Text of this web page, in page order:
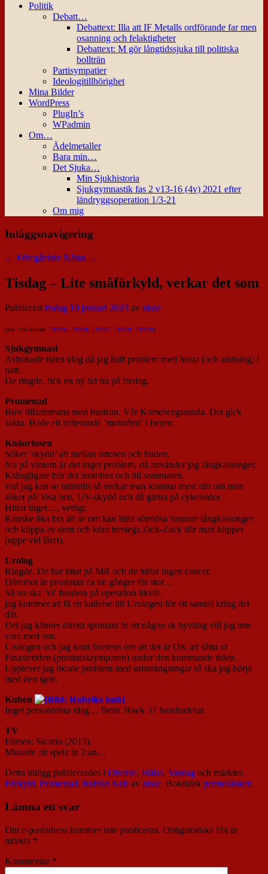
Politik
Debatt…
Debattext: Illa att IF Metalls ordförande far men
osanning och felaktigheter
Debattext: M gör långtidssjuka till politiska
bollträn
Partisympatier
Ideologitillhörighet
Mina Bilder
WordPress
PlugIn’s
WPadmin
Om…
Ädelmetaller
Bara min…
Det Sjuka…
Min Sjukhistoria
Sjukgymnastik fas 2 v13-16 (4v) 2021 efter
ländryggsoperation 1/3-21
Om mig
Inläggsnavigering
← Föregående Nästa →
Tisdag – Lite småförkyld, verkar det som
Publicerattisdag 10 januari 2023 av nisse
[not: Publicerade: 230105, 230106, 230107, 230108, 230109]
Sjukgymnast
Avbokade tiden idag då jag haft problem med hosta (och andning) i
natt.
De ringde, fick en ny tid nu på fredag.
Promenad
Blev tillsammans med hustrun. Vår Korsebergsrunda. Det gick
sakta. Hade ett irriterande ’motstånd’ i benen.
Knäortosen
Söker ’skydd’ att mellan ortosen och huden.
Nu på vintern är det inget problem, då använder jag långkalsonger.
Krångligare blir det inomhus och till sommaren.
vad jag kan se hitintills så verkar man komma mest rätt om man
söker på: lösa ben, UV-skydd och då gärna på cykelsidor.
Hittar inget…, vettigt.
Kanske lika bra att se om kan hitta sömlösa tunnare långkalsonger
och klippa av dem och köra trestegs Zick-Zack där man klipper
(uppe vid låret).
Urolog
Ringde. De har tittat på MR och de hittar ingen cancer.
Däremot är prostatan ca tre gånger för stor…
Så nu ska ’vi’ fundera på operation likväl.
jag kommer att få en kallelse till Urologen för ett samtal kring det
där.
Det jag känner direkt spontant är att någon sk hyvling vill jag inte
vara med om.
Urologen och jag kom överens om att det är OK att sätta ut
Finasteriden (prostatakrymparen) under den kommande tiden.
Upplever jag ökade problem med urinträngningar så ska jag börja
med den igen.
Kuben
Inget personbästa idag… 9min 36sek 37 hundradelar.
TV
Filmen: Sicario (2015).
Missade att spela in 2:an…
Detta inlägg publicerades i Diverse, Hälsa, Vardag och märktes
Förkyld, Promenad, Rubiks Kub av nisse. Bokmärk permalänken.
Lämna ett svar
Din e-postadress kommer inte publiceras. Obligatoriska fält är
märkta *
Kommentar *